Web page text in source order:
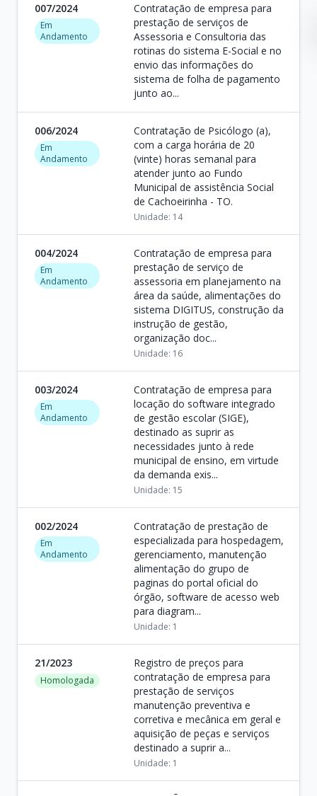
007/2024
Em
Andamento
Contratação de empresa para
prestação de serviços de
Assessoria e Consultoria das
rotinas do sistema E-Social e no
envio das informações do
sistema de folha de pagamento
junto ao...
006/2024
Em
Andamento
Contratação de Psicólogo (a),
com a carga horária de 20
(vinte) horas semanal para
atender junto ao Fundo
Municipal de assistência Social
de Cachoeirinha - TO.
Unidade: 14
004/2024
Em
Andamento
Contratação de empresa para
prestação de serviço de
assessoria em planejamento na
área da saúde, alimentações do
sistema DIGITUS, construção da
instrução de gestão,
organização doc...
Unidade: 16
003/2024
Em
Andamento
Contratação de empresa para
locação do software integrado
de gestão escolar (SIGE),
destinado as suprir as
necessidades junto à rede
municipal de ensino, em virtude
da demanda exis...
Unidade: 15
002/2024
Em
Andamento
Contratação de prestação de
especializada para hospedagem,
gerenciamento, manutenção
alimentação do grupo de
paginas do portal oficial do
órgão, software de acesso web
para diagram...
Unidade: 1
21/2023
Homologada
Registro de preços para
contratação de empresa para
prestação de serviços
manutenção preventiva e
corretiva e mecânica em geral e
aquisição de peças e serviços
destinado a suprir a...
Unidade: 1